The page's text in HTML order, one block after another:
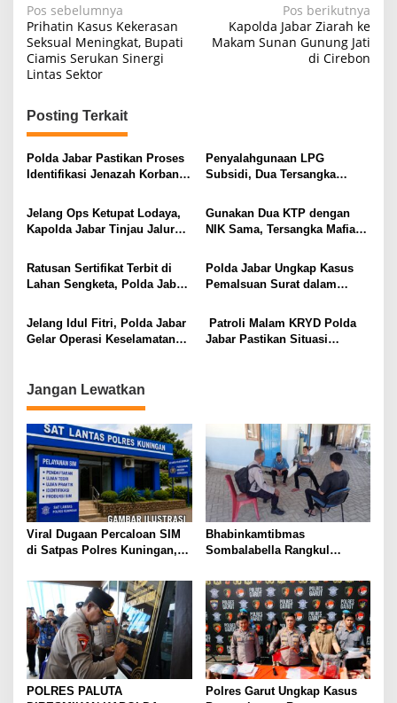
Navigasi
pos
Pos sebelumnya
Prihatin Kasus Kekerasan
Seksual Meningkat, Bupati
Ciamis Serukan Sinergi
Lintas Sektor
Pos berikutnya
Kapolda Jabar Ziarah ke
Makam Sunan Gunung Jati
di Cirebon
Posting Terkait
Polda Jabar Pastikan Proses
Identifikasi Jenazah Korban
Berjalan Hingga Selesai
Penyalahgunaan LPG
Subsidi, Dua Tersangka
Jelang Ops Ketupat Lodaya,
Kapolda Jabar Tinjau Jalur
Jabar
Gunakan Dua KTP dengan
NIK Sama, Tersangka Mafia
BPN Cianjur
Ratusan Sertifikat Terbit di
Lahan Sengketa, Polda Jabar
Mafia Tanah
Polda Jabar Ungkap Kasus
Pemalsuan Surat dalam
Teh di Cianjur
Jelang Idul Fitri, Polda Jabar
Gelar Operasi Keselamatan
Patroli Malam KRYD Polda
Jabar Pastikan Situasi
Jangan Lewatkan
Viral Dugaan Percaloan SIM
di Satpas Polres Kuningan,
dan Penguatan Pengawasan
Bhabinkamtibmas
Sombalabella Rangkul
Kamtibmas dan Semarakkan
HUT Ke-81 RI
POLRES PALUTA
Polres Garut Ungkap Kasus